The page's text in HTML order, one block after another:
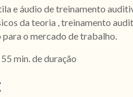
e áudio de treinamento
da teoria , treinamento
o mercado de trabalho.
min. de duração